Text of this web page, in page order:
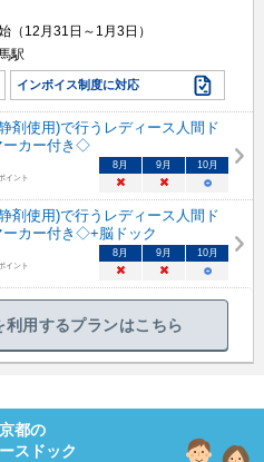
（12月31日～1月3日）
駅
インボイス制度に対応
剤使用)で行うレディース人間ド
ーカー付き◇
ポイント
8月 9月 10月
× × ○
剤使用)で行うレディース人間ド
カー付き◇+脳ドック
ポイント
8月 9月 10月
× × ○
用するプランはこちら
都の
スドック